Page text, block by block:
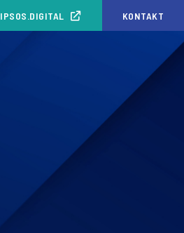
IPSOS.DIGITAL KONTAKT